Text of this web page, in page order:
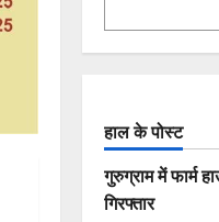
हाल के पोस्ट
गुरुग्राम में फार्म
गिरफ्तार